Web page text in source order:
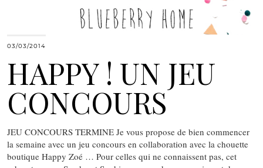
03/03/2014
HAPPY ! UN JEU
CONCOURS
JEU CONCOURS TERMINE Je vous propose de bien commencer
la semaine avec un jeu concours en collaboration avec la chouette
boutique Happy Zoé … Pour celles qui ne connaissent pas, cet